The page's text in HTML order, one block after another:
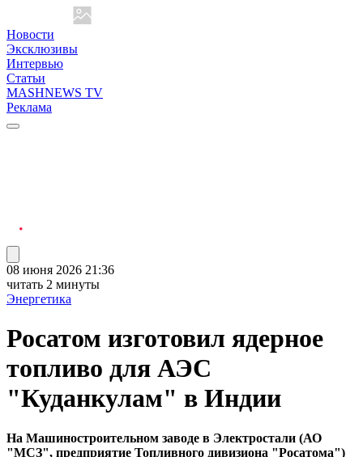
Новости
Эксклюзивы
Интервью
Статьи
MASHNEWS TV
Реклама
08 июня 2026 21:36
читать 2 минуты
Энергетика
Росатом изготовил ядерное
топливо для АЭС
"Куданкулам" в Индии
На Машиностроительном заводе в Электростали (АО
"МСЗ", предприятие Топливного дивизиона "Росатома")